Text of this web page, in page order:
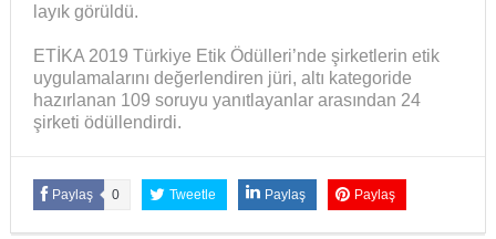
layık görüldü.
ETİKA 2019 Türkiye Etik Ödülleri’nde şirketlerin etik
uygulamalarını değerlendiren jüri, altı kategoride
hazırlanan 109 soruyu yanıtlayanlar arasından 24
şirketi ödüllendirdi.
Paylaş 0 Tweetle Paylaş Paylaş